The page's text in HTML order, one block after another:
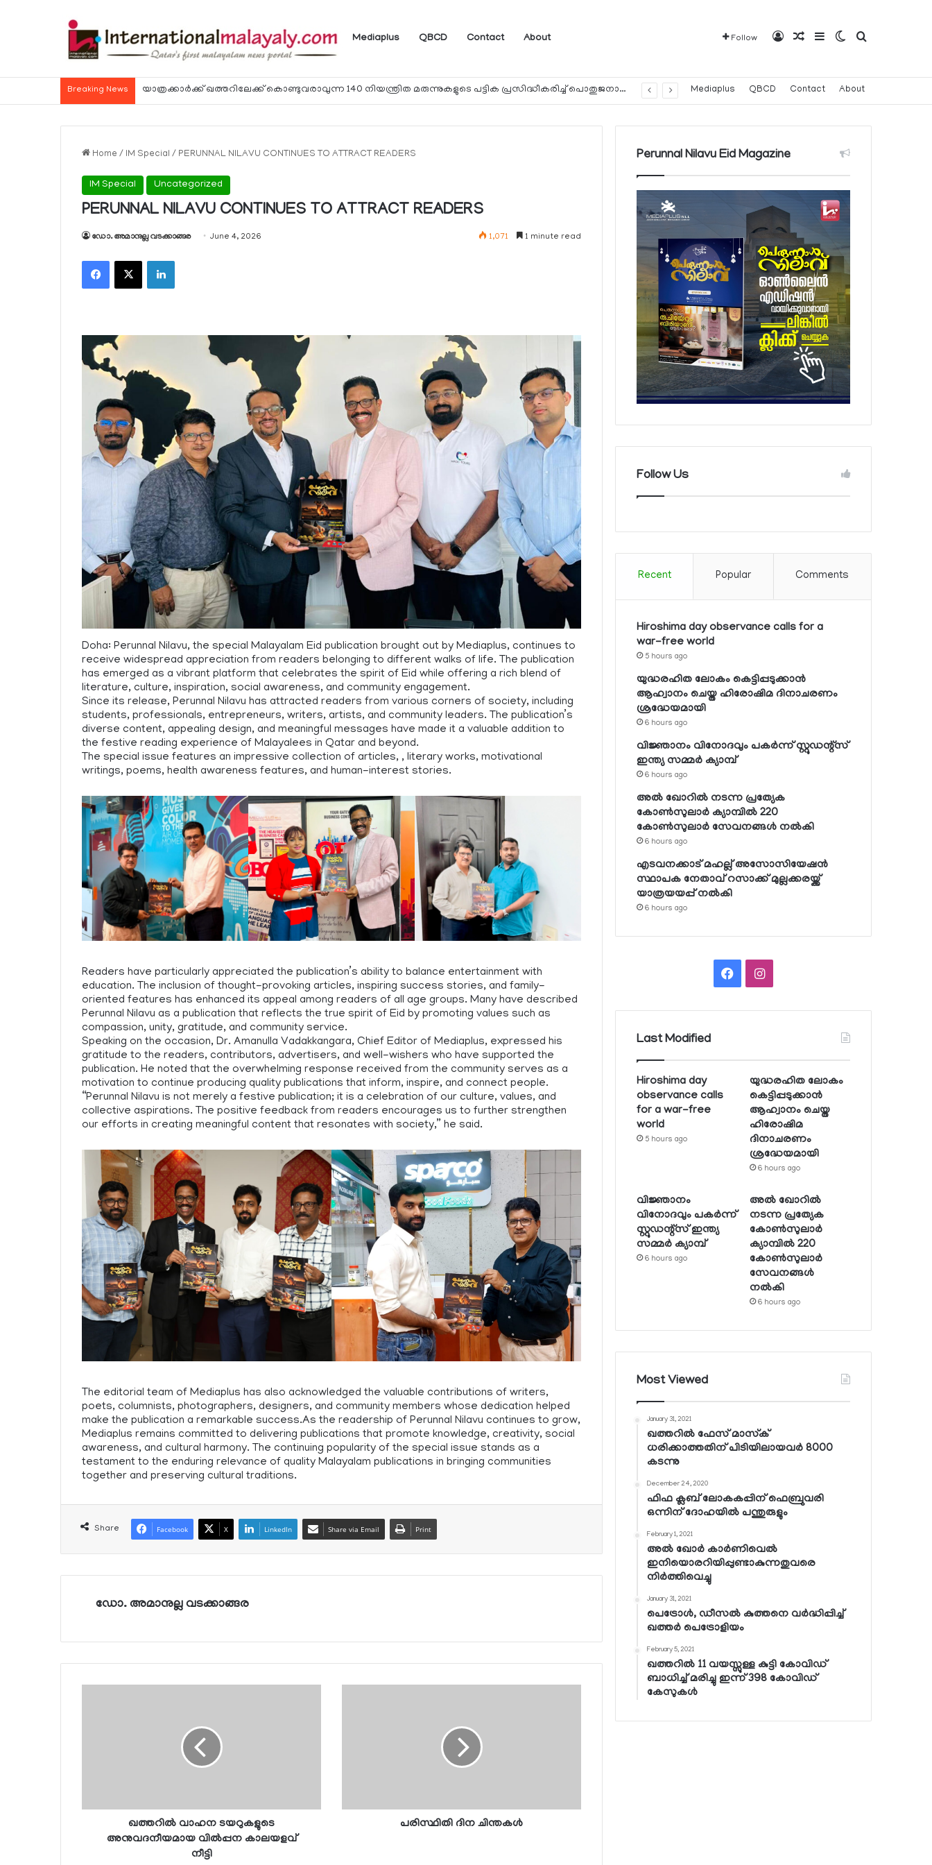
Mediaplus QBCD Contact About Follow Log InRandom Article
SidebarSwitch skin
Search for
Breaking News യാത്രക്കാര്‍ക്ക് ഖത്തറിലേക്ക് കൊണ്ടുവരാവുന്ന 140 നിയന്ത്രിത മരുന്നുകളുടെ പട്ടിക പ്രസിദ്ധീകരിച്ച് പൊതുജനാരോഗ്യ മന്ത്രാലയം Mediaplus QBCD Contact About
Home / IM Special / PERUNNAL NILAVU CONTINUES TO ATTRACT READERS
IM Special Uncategorized
PERUNNAL NILAVU CONTINUES TO ATTRACT READERS
ഡോ. അമാനുല്ല വടക്കാങ്ങര June 4, 2026 1,071 1 minute read
Facebook
X LinkedIn
Doha: Perunnal Nilavu, the special Malayalam Eid publication brought out by Mediaplus, continues to
receive widespread appreciation from readers belonging to different walks of life. The publication
has emerged as a vibrant platform that celebrates the spirit of Eid while offering a rich blend of
literature, culture, inspiration, social awareness, and community engagement.
Since its release, Perunnal Nilavu has attracted readers from various corners of society, including
students, professionals, entrepreneurs, writers, artists, and community leaders. The publication’s
diverse content, appealing design, and meaningful messages have made it a valuable addition to
the festive reading experience of Malayalees in Qatar and beyond.
The special issue features an impressive collection of articles, , literary works, motivational
writings, poems, health awareness features, and human-interest stories.
Readers have particularly appreciated the publication’s ability to balance entertainment with
education. The inclusion of thought-provoking articles, inspiring success stories, and family-
oriented features has enhanced its appeal among readers of all age groups. Many have described
Perunnal Nilavu as a publication that reflects the true spirit of Eid by promoting values such as
compassion, unity, gratitude, and community service.
Speaking on the occasion, Dr. Amanulla Vadakkangara, Chief Editor of Mediaplus, expressed his
gratitude to the readers, contributors, advertisers, and well-wishers who have supported the
publication. He noted that the overwhelming response received from the community serves as a
motivation to continue producing quality publications that inform, inspire, and connect people.
“Perunnal Nilavu is not merely a festive publication; it is a celebration of our culture, values, and
collective aspirations. The positive feedback from readers encourages us to further strengthen
our efforts in creating meaningful content that resonates with society,” he said.
The editorial team of Mediaplus has also acknowledged the valuable contributions of writers,
poets, columnists, photographers, designers, and community members whose dedication helped
make the publication a remarkable success.As the readership of Perunnal Nilavu continues to grow,
Mediaplus remains committed to delivering publications that promote knowledge, creativity, social
awareness, and cultural harmony. The continuing popularity of the special issue stands as a
testament to the enduring relevance of quality Malayalam publications in bringing communities
together and preserving cultural traditions.
Share Facebook X LinkedIn Share via Email Print
ഡോ. അമാനുല്ല വടക്കാങ്ങര
ഖത്തറില്‍ വാഹന ടയറുകളുടെ
അനുവദനീയമായ വില്‍പ്പന കാലയളവ്
നീട്ടി
പരിസ്ഥിതി ദിന ചിന്തകള്‍
Perunnal Nilavu Eid Magazine
Follow Us
Recent Popular Comments
Hiroshima day observance calls for a
war-free world
5 hours ago
യുദ്ധരഹിത ലോകം കെട്ടിപ്പടുക്കാന്‍
ആഹ്വാനം ചെയ്ത ഹിരോഷിമ ദിനാചരണം
ശ്രദ്ധേയമായി
6 hours ago
വിജ്ഞാനം വിനോദവും പകര്‍ന്ന് സ്റ്റുഡന്റ്‌സ്
ഇന്ത്യ സമ്മര്‍ ക്യാമ്പ്
6 hours ago
അല്‍ ഖോറില്‍ നടന്ന പ്രത്യേക
കോണ്‍സുലാര്‍ ക്യാമ്പില്‍ 220
കോണ്‍സുലാര്‍ സേവനങ്ങള്‍ നല്‍കി
6 hours ago
എടവനക്കാട് മഹല്ല് അസോസിയേഷന്‍
സ്ഥാപക നേതാവ് റസാക്ക് മുല്ലക്കരയ്ക്ക്
യാത്രയയപ്പ് നല്‍കി
6 hours ago
FacebookInstagram
Last Modified
Hiroshima day
observance calls
for a war-free
world
5 hours ago
യുദ്ധരഹിത ലോകം
കെട്ടിപ്പടുക്കാന്‍
ആഹ്വാനം ചെയ്ത
ഹിരോഷിമ
ദിനാചരണം
ശ്രദ്ധേയമായി
6 hours ago
വിജ്ഞാനം
വിനോദവും പകര്‍ന്ന്
സ്റ്റുഡന്റ്‌സ് ഇന്ത്യ
സമ്മര്‍ ക്യാമ്പ്
6 hours ago
അല്‍ ഖോറില്‍
നടന്ന പ്രത്യേക
കോണ്‍സുലാര്‍
ക്യാമ്പില്‍ 220
കോണ്‍സുലാര്‍
സേവനങ്ങള്‍
നല്‍കി
6 hours ago
Most Viewed
January 31, 2021
ഖത്തറില്‍ ഫേസ് മാസ്‌ക്
ധരിക്കാത്തതിന് പിടിയിലായവര്‍ 8000
കടന്നു
December 24, 2020
ഫിഫ ക്ലബ് ലോകകപ്പിന് ഫെബ്രുവരി
ഒന്നിന് ദോഹയില്‍ പന്തുരുളും
February 1, 2021
അല്‍ ഖോര്‍ കാര്‍ണിവെല്‍
ഇനിയൊരറിയിപ്പുണ്ടാകുന്നതുവരെ
നിര്‍ത്തിവെച്ചു
January 31, 2021
പെട്രോള്‍, ഡീസല്‍ കുത്തനെ വര്‍ദ്ധിപ്പിച്ച്
ഖത്തര്‍ പെട്രോളിയം
February 5, 2021
ഖത്തറില്‍ 11 വയസ്സുള്ള കുട്ടി കോവിഡ്
ബാധിച്ച് മരിച്ചു ഇന്ന് 398 കോവിഡ്
കേസുകള്‍